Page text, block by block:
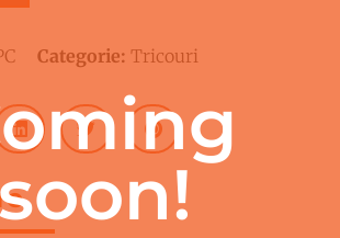
Categorie: Tricouri